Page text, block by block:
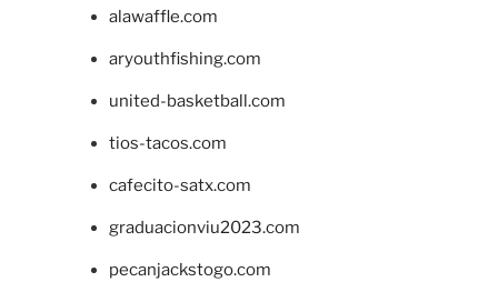
alawaffle.com
aryouthfishing.com
united-basketball.com
tios-tacos.com
cafecito-satx.com
graduacionviu2023.com
pecanjackstogo.com